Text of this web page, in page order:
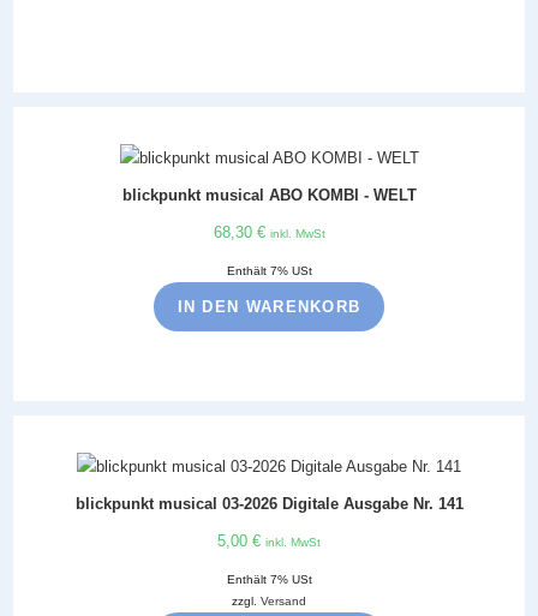
blickpunkt musical ABO KOMBI - WELT
68,30 € inkl. MwSt
Enthält 7% USt
IN DEN WARENKORB
blickpunkt musical 03-2026 Digitale Ausgabe Nr. 141
5,00 € inkl. MwSt
Enthält 7% USt
zzgl. Versand